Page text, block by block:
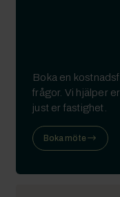
Boka en
frågor. Vi hjälper
just er fastighet.
Boka möte